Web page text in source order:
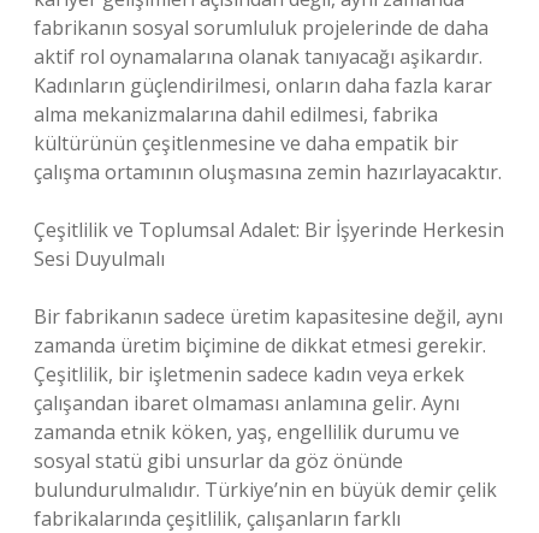
fabrikanın sosyal sorumluluk projelerinde de daha
aktif rol oynamalarına olanak tanıyacağı aşikardır.
Kadınların güçlendirilmesi, onların daha fazla karar
alma mekanizmalarına dahil edilmesi, fabrika
kültürünün çeşitlenmesine ve daha empatik bir
çalışma ortamının oluşmasına zemin hazırlayacaktır.
Çeşitlilik ve Toplumsal Adalet: Bir İşyerinde Herkesin
Sesi Duyulmalı
Bir fabrikanın sadece üretim kapasitesine değil, aynı
zamanda üretim biçimine de dikkat etmesi gerekir.
Çeşitlilik, bir işletmenin sadece kadın veya erkek
çalışandan ibaret olmaması anlamına gelir. Aynı
zamanda etnik köken, yaş, engellilik durumu ve
sosyal statü gibi unsurlar da göz önünde
bulundurulmalıdır. Türkiye’nin en büyük demir çelik
fabrikalarında çeşitlilik, çalışanların farklı